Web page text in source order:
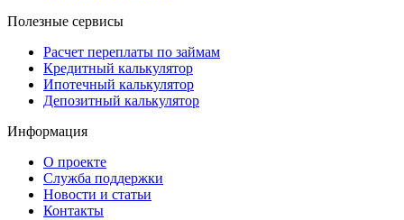
Полезные сервисы
Расчет переплаты по займам
Кредитный калькулятор
Ипотечный калькулятор
Депозитный калькулятор
Информация
О проекте
Служба поддержки
Новости и статьи
Контакты